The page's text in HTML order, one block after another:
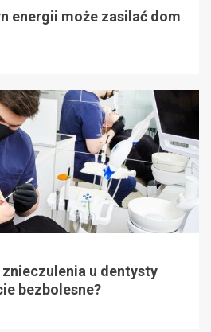
energii może zasilać dom
u dentysty
bezbolesne?